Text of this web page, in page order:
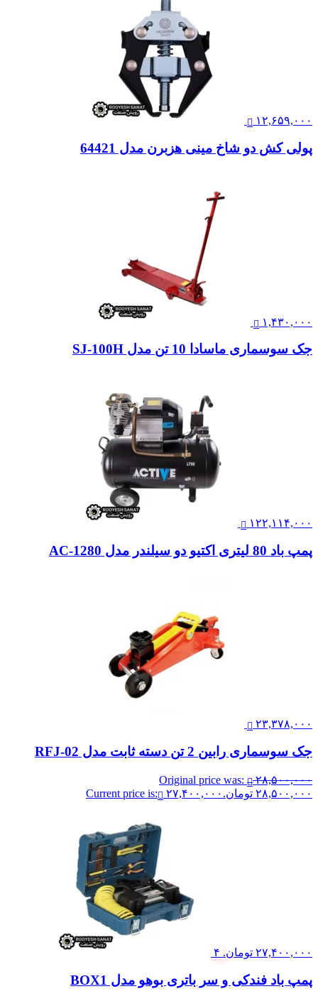
۱۲,۶۵۹,۰۰۰
پولی کش دو شاخ مینی هزبرن مدل 64421
۱,۴۳۰,۰۰۰
جک سوسماری ماسادا 10 تن مدل SJ-100H
۱۲۲,۱۱۴,۰۰۰
پمپ باد 80 لیتری اکتیو دو سیلندر مدل AC-1280
۲۳,۳۷۸,۰۰۰
جک سوسماری رابین 2 تن دسته ثابت مدل RFJ-02
۲۸,۵۰۰,۰۰۰
Original price was:
۲۸,۵۰۰,۰۰۰ تومان.
۲۷,۴۰۰,۰۰۰ Current price is:
۲۷,۴۰۰,۰۰۰ تومان. ۴
پمپ باد فندکی و سر باتری بوهو مدل BOX1